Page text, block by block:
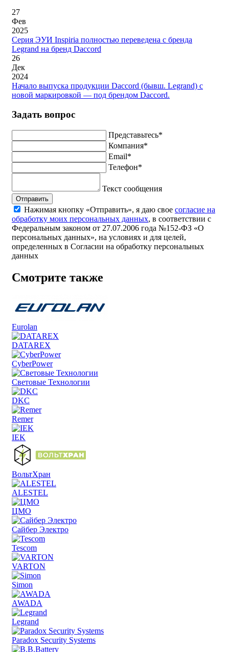
27
Фев
2025
Серия ЭУИ Inspiria полностью переведена с бренда
Legrand на бренд Daccord
26
Дек
2024
Начало выпуска продукции Daccord (бывш. Legrand) с
новой маркировкой — под брендом Daccord.
Задать вопрос
Представьтесь*
Компания*
Email*
Телефон*
Текст сообщения
Отправить
Нажимая кнопку «Отправить», я даю свое согласие на
обработку моих персональных данных, в соответствии с
Федеральным законом от 27.07.2006 года №152-ФЗ «О
персональных данных», на условиях и для целей,
определенных в Согласии на обработку персональных
данных
Смотрите также
Eurolan
DATAREX
CyberPower
Световые Технологии
DKC
Remer
IEK
ВольтХран
ALESTEL
ЦМО
Сайбер Электро
Tescom
VARTON
Simon
AWADA
Legrand
Paradox Security Systems